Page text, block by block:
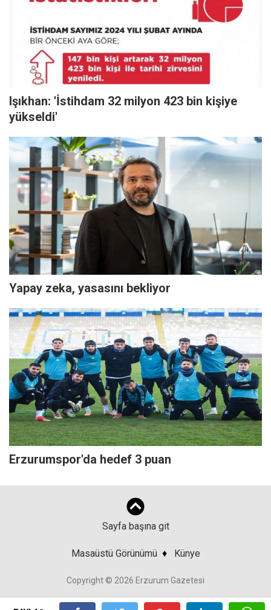
Işıkhan: 'İstihdam 32 milyon 423 bin kişiye
yükseldi'
Yapay zeka, yasasını bekliyor
Erzurumspor'da hedef 3 puan
Sayfa başına git
Masaüstü Görünümü ♦ Künye
Copyright © 2026 Erzurum Gazetesi